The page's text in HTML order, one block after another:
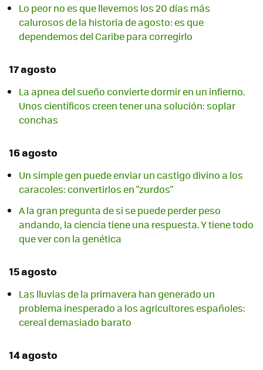
Lo peor no es que llevemos los 20 días más
calurosos de la historia de agosto: es que
dependemos del Caribe para corregirlo
17 agosto
La apnea del sueño convierte dormir en un infierno.
Unos científicos creen tener una solución: soplar
conchas
16 agosto
Un simple gen puede enviar un castigo divino a los
caracoles: convertirlos en "zurdos"
A la gran pregunta de si se puede perder peso
andando, la ciencia tiene una respuesta. Y tiene todo
que ver con la genética
15 agosto
Las lluvias de la primavera han generado un
problema inesperado a los agricultores españoles:
cereal demasiado barato
14 agosto